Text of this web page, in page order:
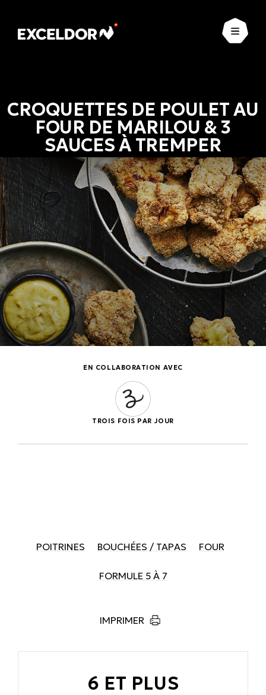
CROQUETTES DE POULET AU
FOUR DE MARILOU & 3
SAUCES À TREMPER
EN COLLABORATION AVEC
TROIS FOIS PAR JOUR
POITRINES BOUCHÉES / TAPAS FOUR
FORMULE 5 À 7
IMPRIMER
6 ET PLUS